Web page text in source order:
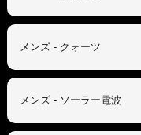
メンズ - クォーツ
メンズ - ソーラー電波